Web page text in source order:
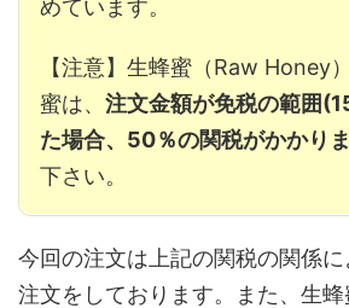
めています。
【注意】生蜂蜜（Raw Honey
蜜は、 注文金額が免税の範囲
た場合、50％の関税がかかり
下さい。
今回の注文は上記の関税の関係
注文をしております。また、生蜂